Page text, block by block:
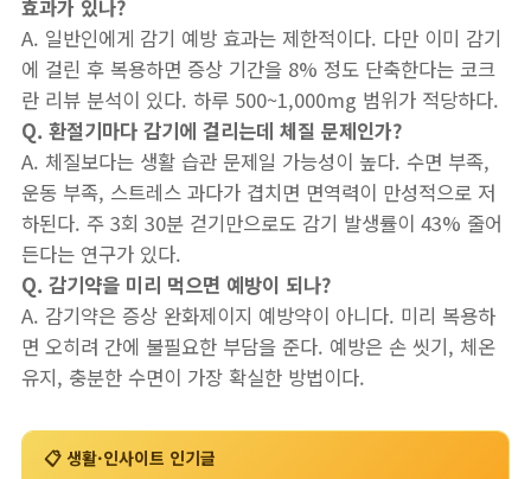
효과가 있나?
A. 일반인에게 감기 예방 효과는 제한적이다. 다만 이미 감기
에 걸린 후 복용하면 증상 기간을 8% 정도 단축한다는 코크
란 리뷰 분석이 있다. 하루 500~1,000mg 범위가 적당하다.
Q. 환절기마다 감기에 걸리는데 체질 문제인가?
A. 체질보다는 생활 습관 문제일 가능성이 높다. 수면 부족,
운동 부족, 스트레스 과다가 겹치면 면역력이 만성적으로 저
하된다. 주 3회 30분 걷기만으로도 감기 발생률이 43% 줄어
든다는 연구가 있다.
Q. 감기약을 미리 먹으면 예방이 되나?
A. 감기약은 증상 완화제이지 예방약이 아니다. 미리 복용하
면 오히려 간에 불필요한 부담을 준다. 예방은 손 씻기, 체온
유지, 충분한 수면이 가장 확실한 방법이다.
📋 생활·인사이트 인기글